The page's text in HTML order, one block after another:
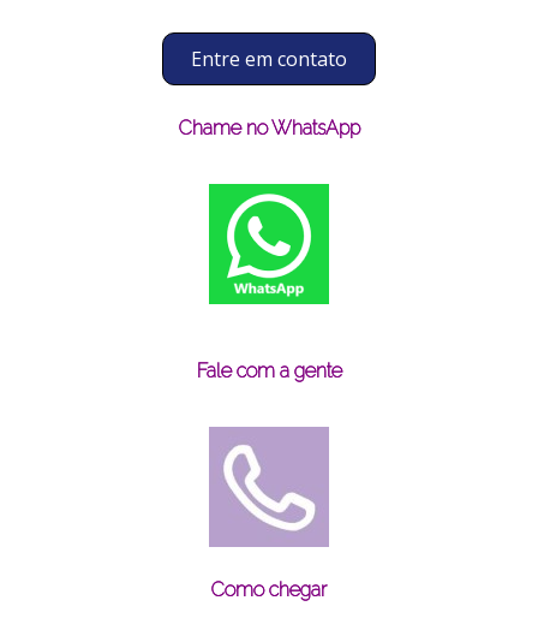
Entre em contato
Chame no WhatsApp
Fale com a gente
Como chegar